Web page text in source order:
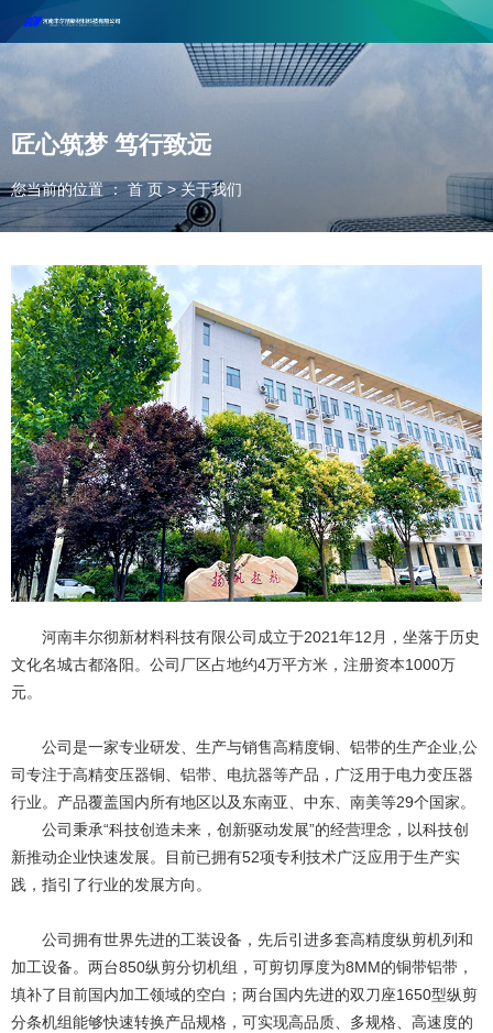
河南丰尔彻新材料科技有限公司欢迎合作咨询！
联系电话：18037947756
匠心筑梦 笃行致远
您当前的位置 ： 首 页 >关于我们
河南丰尔彻新材料科技有限公司成立于2021年12月，坐落于历史
文化名城古都洛阳。公司厂区占地约4万平方米，注册资本1000万
元。
公司是一家专业研发、生产与销售高精度铜、铝带的生产企业,公
司专注于高精变压器铜、铝带、电抗器等产品，广泛用于电力变压器
行业。产品覆盖国内所有地区以及东南亚、中东、南美等29个国家。
公司秉承“科技创造未来，创新驱动发展”的经营理念，以科技创
新推动企业快速发展。目前已拥有52项专利技术广泛应用于生产实
践，指引了行业的发展方向。
公司拥有世界先进的工装设备，先后引进多套高精度纵剪机列和
加工设备。两台850纵剪分切机组，可剪切厚度为8MM的铜带铝带，
填补了目前国内加工领域的空白；两台国内先进的双刀座1650型纵剪
分条机组能够快速转换产品规格，可实现高品质、多规格、高速度的